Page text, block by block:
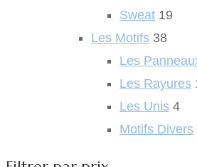
Sweat 19
Les Motifs 38
Les
Les Rayures
Les Unis 4
Motifs Divers